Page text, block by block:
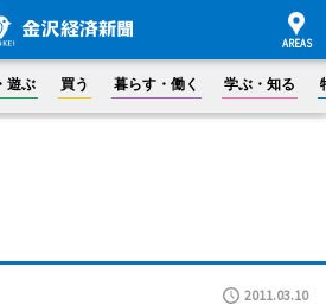
遊ぶ 買う 暮らす・働く 学ぶ・知る
2011.03.10